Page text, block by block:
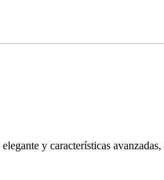
y características